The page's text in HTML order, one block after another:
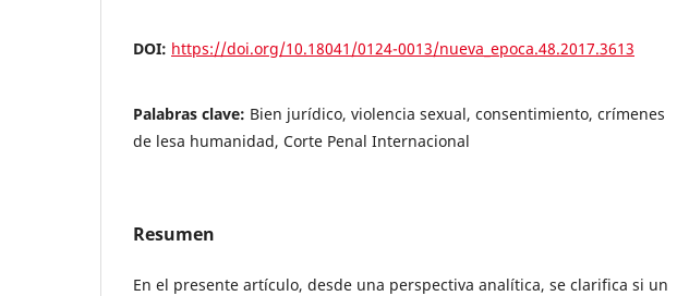
DOI: https://doi.org/10.18041/0124-0013/nueva_epoca.48.2017.3613
Palabras clave: Bien jurídico, violencia sexual, consentimiento, crímenes
de lesa humanidad, Corte Penal Internacional
Resumen
En el presente artículo, desde una perspectiva analítica, se clarifica si un